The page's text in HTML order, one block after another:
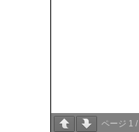
ページ 1 /